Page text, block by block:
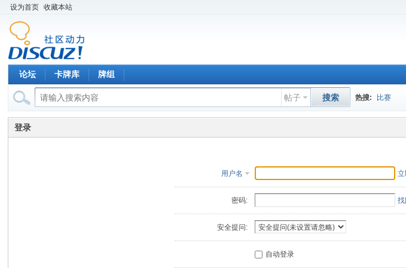
设为首页 收藏本站
论坛 卡牌库 牌组
帖子 搜索 热搜: 比赛
登录
用户名
密码:
安全提问:
自动登录